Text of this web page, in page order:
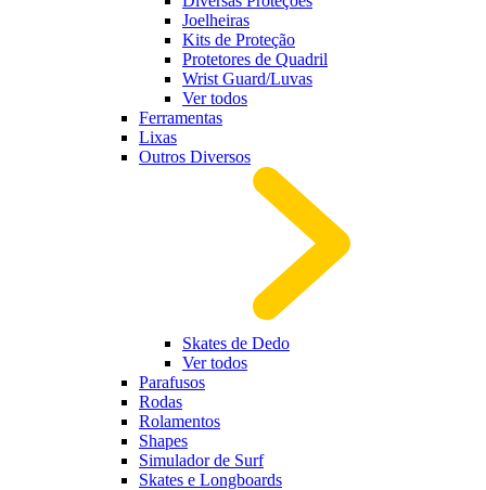
Joelheiras
Kits de Proteção
Protetores de Quadril
Wrist Guard/Luvas
Ver todos
Ferramentas
Lixas
Outros Diversos
Skates de Dedo
Ver todos
Parafusos
Rodas
Rolamentos
Shapes
Simulador de Surf
Skates e Longboards